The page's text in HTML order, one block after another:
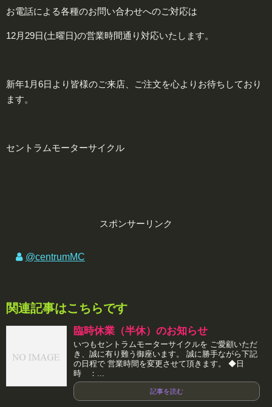
お電話による各種のお問い合わせへのご対応は
12月29日(土曜日)の営業時間通り対応いたします。
新年1月6日より皆様のご来店、ご注文を心よりお待ちしており
ます。
セントラムモーターサイクル
スポンサーリンク
@centrumMC
関連記事はこちらです
臨時休業（半休）のお知らせ
いつもセントラムモーターサイクルを ご愛顧いただ
き、誠に有り難う御座います。 誠に勝手ながら下記
の日程で 営業時間を変更させて頂きます。 ◆日
時 ：...
記事を読む